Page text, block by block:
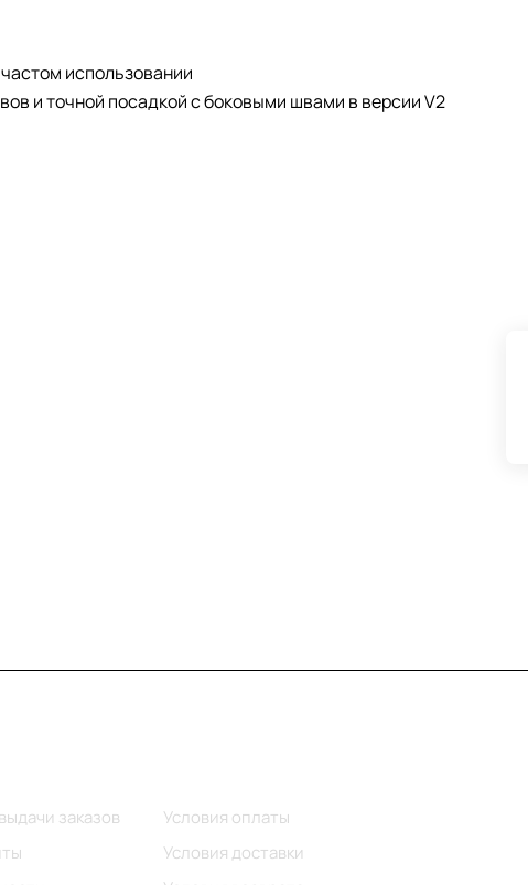
использовании
и точной посадкой с боковыми швами в версии V2
заказов
Условия оплаты
Условия доставки